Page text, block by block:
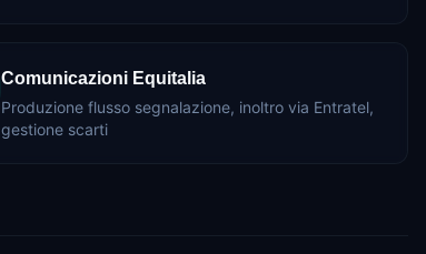
Comunicazioni Equitalia
Produzione flusso segnalazione, inoltro via Entratel,
gestione scarti